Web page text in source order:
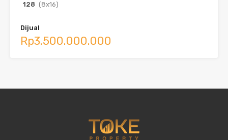
128 (8x16)
Dijual
Rp3.500.000.000